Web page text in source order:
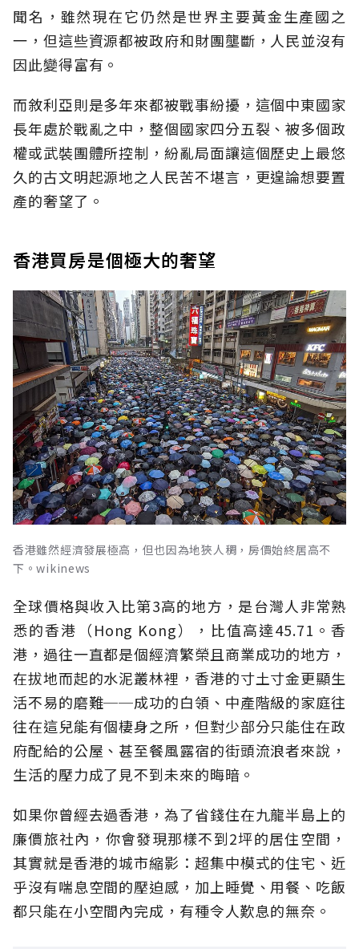
聞名，雖然現在它仍然是世界主要黃金生產國之
一，但這些資源都被政府和財團壟斷，人民並沒有
因此變得富有。
而敘利亞則是多年來都被戰事紛擾，這個中東國家
長年處於戰亂之中，整個國家四分五裂、被多個政
權或武裝團體所控制，紛亂局面讓這個歷史上最悠
久的古文明起源地之人民苦不堪言，更遑論想要置
產的奢望了。
香港買房是個極大的奢望
香港雖然經濟發展極高，但也因為地狹人稠，房價始終居高不
下。wikinews
全球價格與收入比第3高的地方，是台灣人非常熟
悉的香港（Hong Kong），比值高達45.71。香
港，過往一直都是個經濟繁榮且商業成功的地方，
在拔地而起的水泥叢林裡，香港的寸土寸金更顯生
活不易的磨難──成功的白領、中產階級的家庭往
往在這兒能有個棲身之所，但對少部分只能住在政
府配給的公屋、甚至餐風露宿的街頭流浪者來說，
生活的壓力成了見不到未來的晦暗。
如果你曾經去過香港，為了省錢住在九龍半島上的
廉價旅社內，你會發現那樣不到2坪的居住空間，
其實就是香港的城市縮影：超集中模式的住宅、近
乎沒有喘息空間的壓迫感，加上睡覺、用餐、吃飯
都只能在小空間內完成，有種令人歎息的無奈。